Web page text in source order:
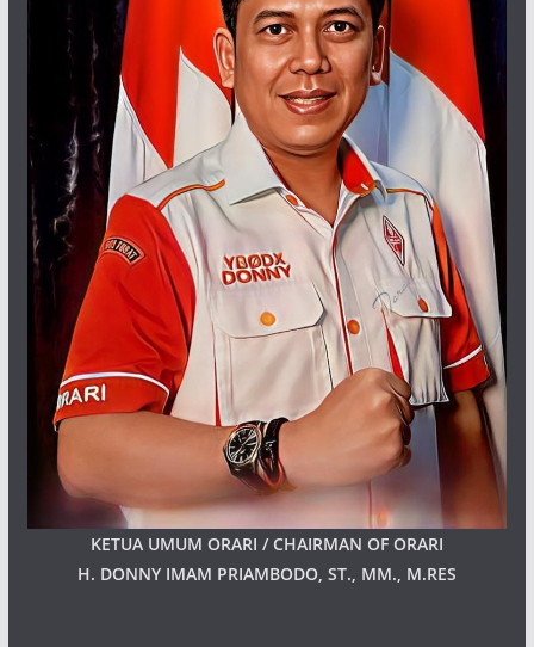
KETUA UMUM ORARI / CHAIRMAN OF ORARI
H. DONNY IMAM PRIAMBODO, ST., MM., M.RES